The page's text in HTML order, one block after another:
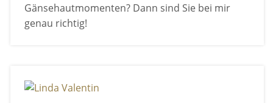
Gänsehautmomenten? Dann sind Sie bei mir
genau richtig!